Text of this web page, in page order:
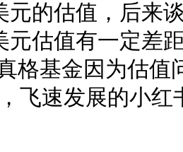
元的估值，后来
元估值有一定差
格基金因为估
飞速发展的小